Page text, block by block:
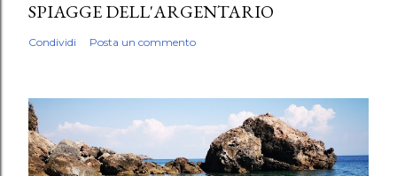
SPIAGGE DELL'ARGENTARIO
Condividi Posta un commento